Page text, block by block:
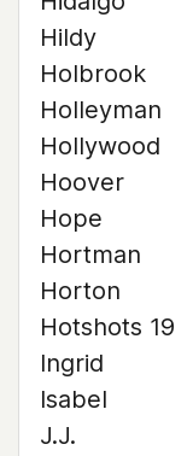
Hildy
Holbrook
Holleyman
Hollywood
Hoover
Hope
Hortman
Horton
Hotshots 19
Ingrid
Isabel
J.J.